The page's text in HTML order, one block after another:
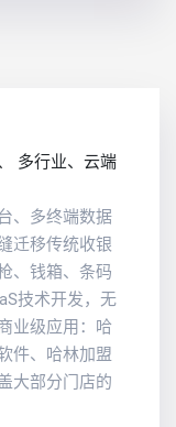
多行业、云端
、多终端数据
迁移传统收银
、钱箱、条码
技术开发，无
业级应用：哈
件、哈林加盟
大部分门店的